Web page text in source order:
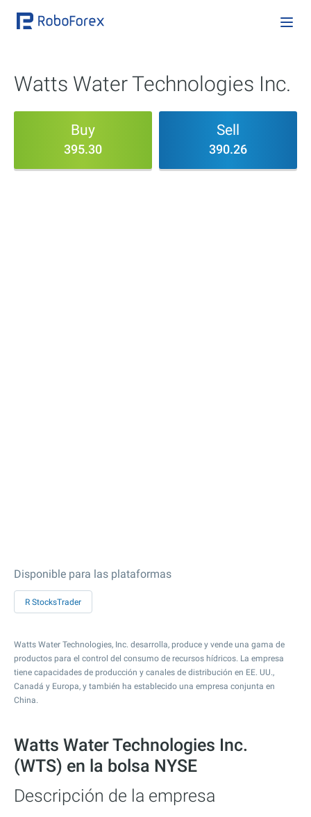
Watts Water Technologies Inc.
Buy
395.30
Sell
390.26
Disponible para las plataformas
R StocksTrader
Watts Water Technologies, Inc. desarrolla, produce y vende una gama de
productos para el control del consumo de recursos hídricos. La empresa
tiene capacidades de producción y canales de distribución en EE. UU.,
Canadá y Europa, y también ha establecido una empresa conjunta en
China.
Watts Water Technologies Inc.
(WTS) en la bolsa NYSE
Descripción de la empresa